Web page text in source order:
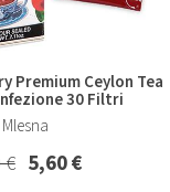
Premium Ceylon Tea
30 Filtri
Mlesna
€ 5,60 €